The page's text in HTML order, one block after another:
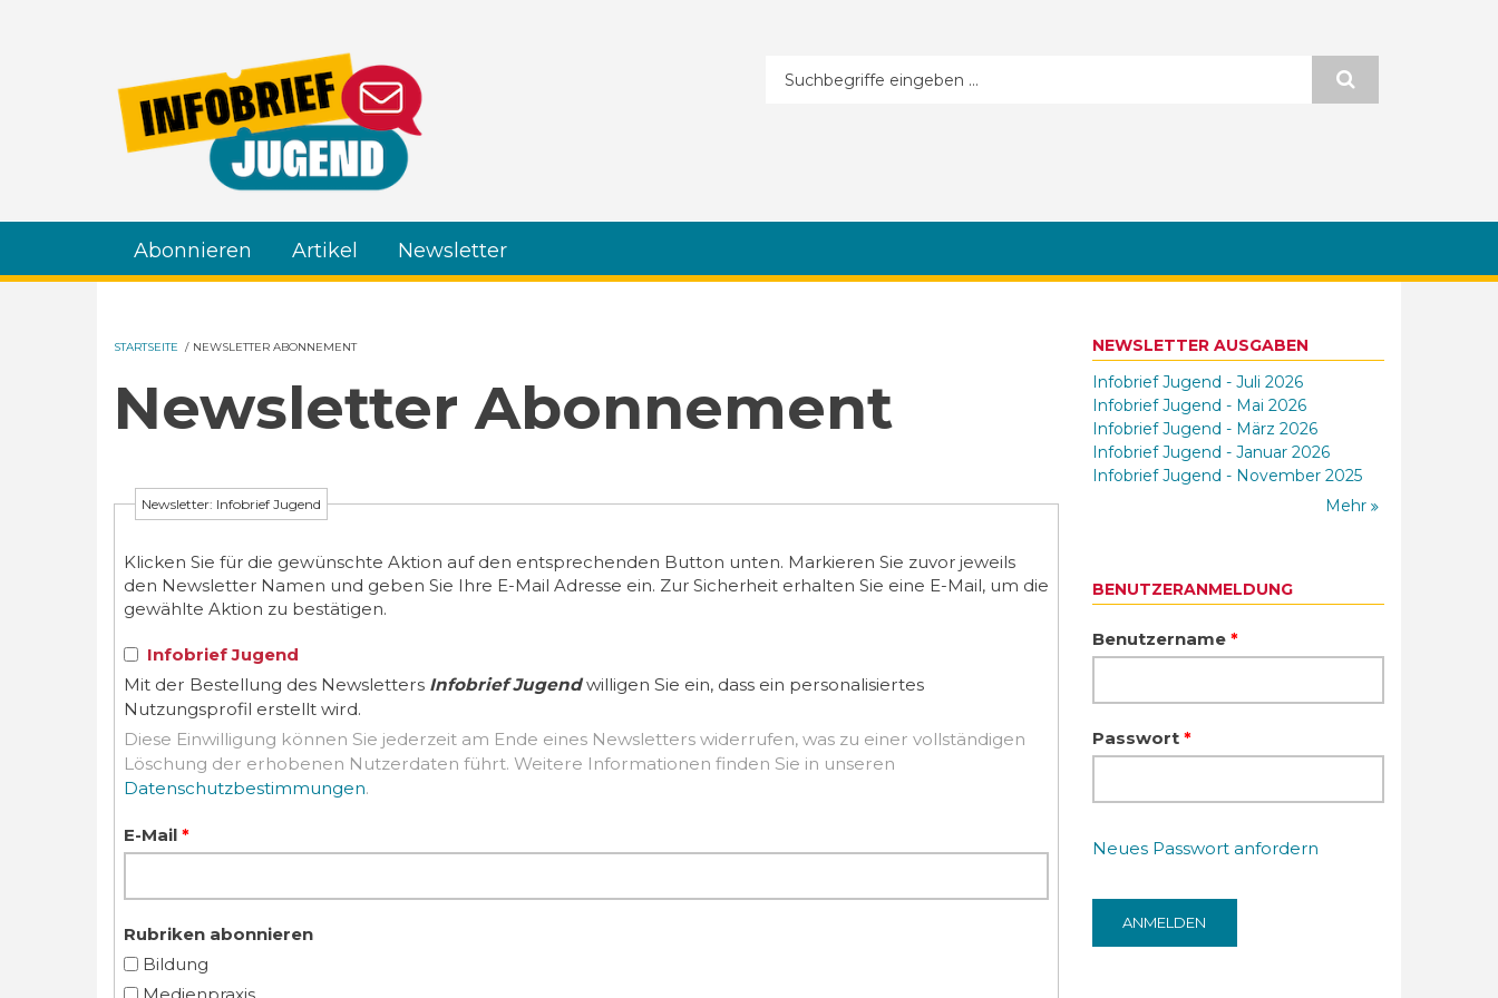
Suchformular
Abonnieren Artikel Newsletter
STARTSEITE / NEWSLETTER ABONNEMENT
Newsletter Abonnement
Newsletter: Infobrief Jugend
Klicken Sie für die gewünschte Aktion auf den entsprechenden Button unten. Markieren Sie zuvor jeweils
den Newsletter Namen und geben Sie Ihre E-Mail Adresse ein. Zur Sicherheit erhalten Sie eine E-Mail, um die
gewählte Aktion zu bestätigen.
Infobrief Jugend
Mit der Bestellung des Newsletters Infobrief Jugendwilligen Sie ein, dass ein personalisiertes
Nutzungsprofil erstellt wird.
Diese Einwilligung können Sie jederzeit am Ende eines Newsletters widerrufen, was zu einer vollständigen
Löschung der erhobenen Nutzerdaten führt. Weitere Informationen finden Sie in unseren
Datenschutzbestimmungen.
E-Mail *
Rubriken abonnieren
Bildung
NEWSLETTER AUSGABEN
Infobrief Jugend - Juli 2026
Infobrief Jugend - Mai 2026
Infobrief Jugend - März 2026
Infobrief Jugend - Januar 2026
Infobrief Jugend - November 2025
Mehr
BENUTZERANMELDUNG
Benutzername *
Passwort *
Neues Passwort anfordern